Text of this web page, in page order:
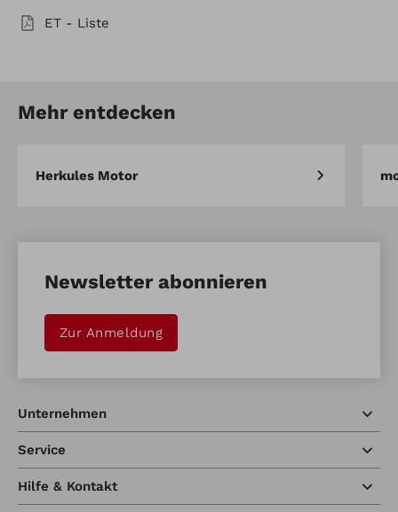
ET - Liste
Mehr entdecken
Herkules Motor
Newsletter abonnieren
Zur Anmeldung
Unternehmen
Service
Hilfe & Kontakt